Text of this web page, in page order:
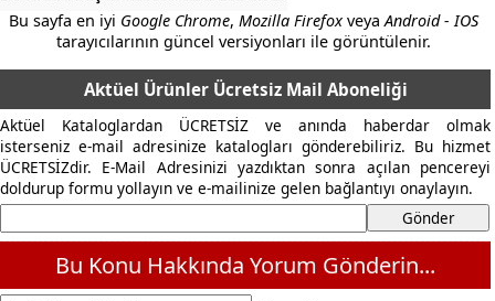
Bu sayfa en iyi Google Chrome,Mozilla Firefox veyaAndroid - IOS
tarayıcılarının güncel versiyonları ile görüntülenir.
Aktüel Ürünler Ücretsiz Mail Aboneliği
Aktüel Kataloglardan ÜCRETSİZ ve anında haberdar olmak
isterseniz e-mail adresinize katalogları gönderebiliriz. Bu hizmet
ÜCRETSİZdir. E-Mail Adresinizi yazdıktan sonra açılan pencereyi
doldurup formu yollayın ve e-mailinize gelen bağlantıyı onaylayın.
Bu Konu Hakkında Yorum Gönderin...